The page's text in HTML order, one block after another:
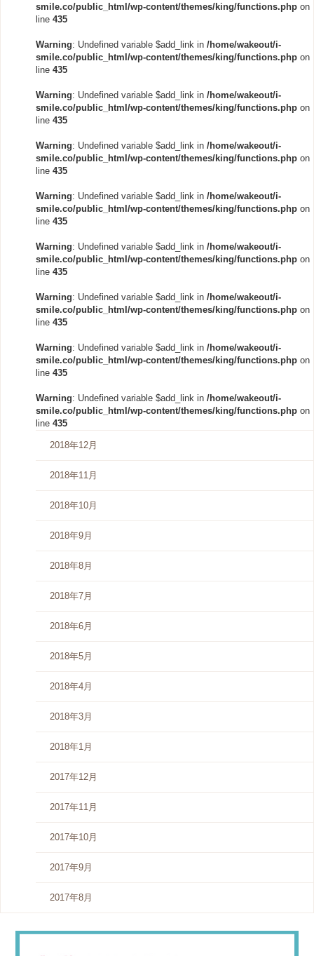
smile.co/public_html/wp-content/themes/king/functions.php on
line 435
Warning: Undefined variable $add_link in /home/wakeout/i-
smile.co/public_html/wp-content/themes/king/functions.php on
line 435
Warning: Undefined variable $add_link in /home/wakeout/i-
smile.co/public_html/wp-content/themes/king/functions.php on
line 435
Warning: Undefined variable $add_link in /home/wakeout/i-
smile.co/public_html/wp-content/themes/king/functions.php on
line 435
Warning: Undefined variable $add_link in /home/wakeout/i-
smile.co/public_html/wp-content/themes/king/functions.php on
line 435
Warning: Undefined variable $add_link in /home/wakeout/i-
smile.co/public_html/wp-content/themes/king/functions.php on
line 435
Warning: Undefined variable $add_link in /home/wakeout/i-
smile.co/public_html/wp-content/themes/king/functions.php on
line 435
Warning: Undefined variable $add_link in /home/wakeout/i-
smile.co/public_html/wp-content/themes/king/functions.php on
line 435
Warning: Undefined variable $add_link in /home/wakeout/i-
smile.co/public_html/wp-content/themes/king/functions.php on
line 435
2018年12月
2018年11月
2018年10月
2018年9月
2018年8月
2018年7月
2018年6月
2018年5月
2018年4月
2018年3月
2018年1月
2017年12月
2017年11月
2017年10月
2017年9月
2017年8月